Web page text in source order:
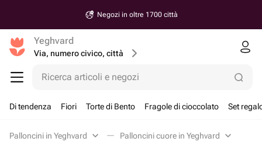
Negozi in oltre 1700 città
Yeghvard
Via, numero civico, città
Ricerca articoli e negozi
Di tendenza Fiori Torte di Bento Fragole di cioccolato Set
Palloncini in Yeghvard Palloncini cuore in Yeghvard